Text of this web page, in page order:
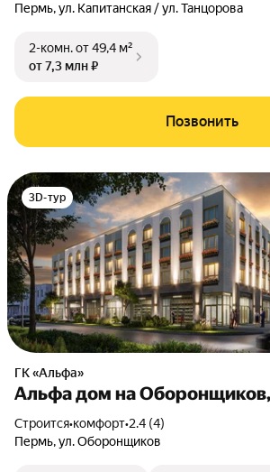
Пермь,ул. Капитанская / ул. Танцорова
2-комн.от 49,4 м²
от 7,3 млн ₽
Позвонить
3D-тур
ГК «Альфа»
Альфа дом на
Строится•комфорт•2.4 (4)
Пермь,ул. Оборонщиков